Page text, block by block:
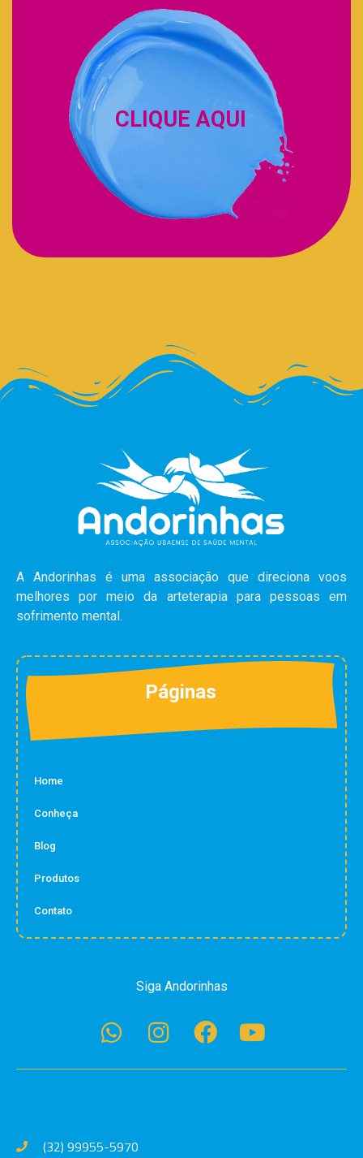
CLIQUE AQUI
A Andorinhas é uma associação que direciona voos
melhores por meio da arteterapia para pessoas em
sofrimento mental.
Páginas
Home
Conheça
Blog
Produtos
Contato
Siga Andorinhas
(32) 99955-5970